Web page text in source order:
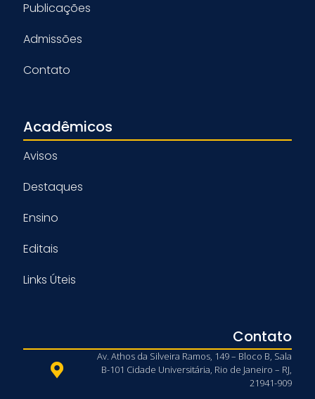
Publicações
Admissões
Contato
Acadêmicos
Avisos
Destaques
Ensino
Editais
Links Úteis
Contato
Av. Athos da Silveira Ramos, 149 – Bloco B, Sala
B-101 Cidade Universitária, Rio de Janeiro – RJ,
21941-909